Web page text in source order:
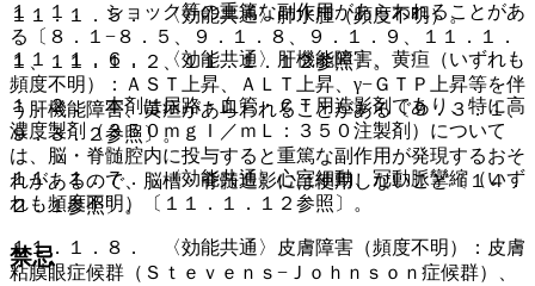
１．１． ショック等の重篤な副作用があらわれることがあ
る〔８．１−８．５、９．１．８、９．１．９、１１．１．
１、１１．１．２、１１．１．１２参照〕。
１．２． 本剤は尿路・血管・ＣＴ用造影剤であり、特に高
濃度製剤（３５０ｍｇＩ／ｍＬ：３５０注製剤）について
は、脳・脊髄腔内に投与すると重篤な副作用が発現するおそ
れがあるので、脳槽・脊髄造影には使用しないこと〔１４．
２．１参照〕。
禁忌
１１．１．５． 〈効能共通〉肺水腫（頻度不明）。
１１．１．６． 〈効能共通〉肝機能障害、黄疸（いずれも
頻度不明）：ＡＳＴ上昇、ＡＬＴ上昇、γ−ＧＴＰ上昇等を伴
う肝機能障害、黄疸があらわれることがある〔９．３．１、
９．３．２参照〕。
１１．１．７． 〈効能共通〉心室細動、冠動脈攣縮（いず
れも頻度不明）〔１１．１．１２参照〕。
１１．１．８． 〈効能共通〉皮膚障害（頻度不明）：皮膚
粘膜眼症候群（Ｓｔｅｖｅｎｓ−Ｊｏｈｎｓｏｎ症候群）、